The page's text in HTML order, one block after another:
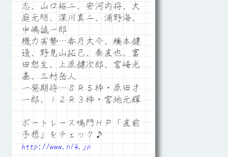
志、山口裕二、安河内将、大
庭元明、深川真二、浦野海、
中嶋誠一郎
機力劣勢…香月大介、橋本健
造、野見山拓己、秦直也、富
田恕生、上原健次郎、宮崎光
基、三村岳人
一発期待…８Ｒ５枠・原田才
一郎、１２Ｒ３枠・宮地元輝
ボートレース鳴門ＨＰ「直前
予想」をチェック♪
http://www.n14.jp